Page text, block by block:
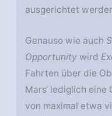
ausgerichtet
Genauso wie auch
Opportunity wird
Fahrten über die
Mars‘ lediglich
von maximal etwa